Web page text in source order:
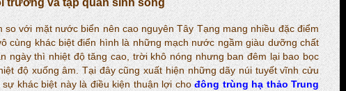
với mặt nước biển nên cao nguyên Tây Tạng mang nhiều đặc điểm
cùng khác biệt điển hình là những mạch nước ngầm giàu dưỡng chất
ngày thì nhiệt độ tăng cao, trời khô nóng nhưng ban đêm lại bao bọc
độ xuống âm. Tại đây cũng xuất hiện những dãy núi tuyết vĩnh cửu
khác biệt này là điều kiện thuận lợi cho đông trùng hạ thảo Trung